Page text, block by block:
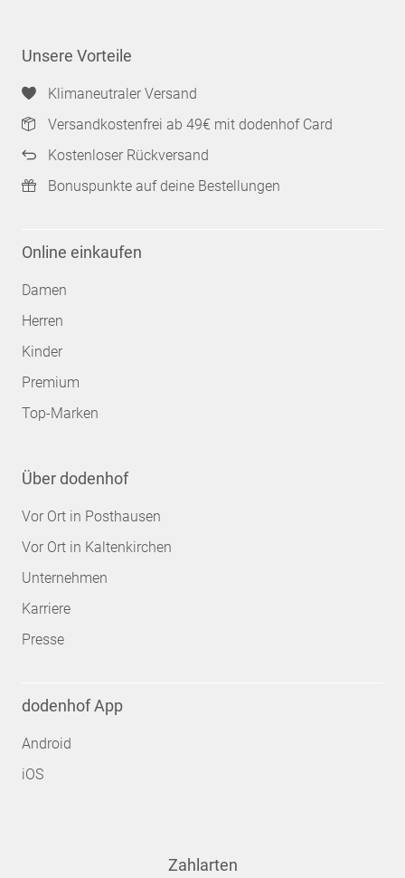
Unsere Vorteile
Klimaneutraler Versand
Versandkostenfrei ab 49€ mit dodenhof Card
Kostenloser Rückversand
Bonuspunkte auf deine Bestellungen
Online einkaufen
Damen
Herren
Kinder
Premium
Top-Marken
Über dodenhof
Vor Ort in Posthausen
Vor Ort in Kaltenkirchen
Unternehmen
Karriere
Presse
dodenhof App
Android
iOS
Zahlarten